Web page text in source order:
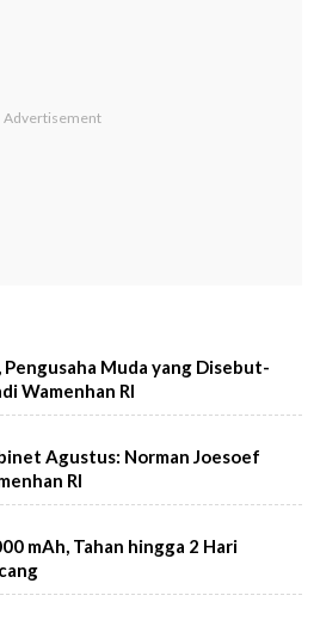
Muda yang Disebut-
Wamenhan RI
Agustus: Norman Joesoef
RI
mAh, Tahan hingga 2 Hari